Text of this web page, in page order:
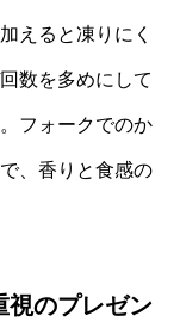
えると凍りにく
数を多めにして
フォークでのか
、香りと食感の
視のプレゼン